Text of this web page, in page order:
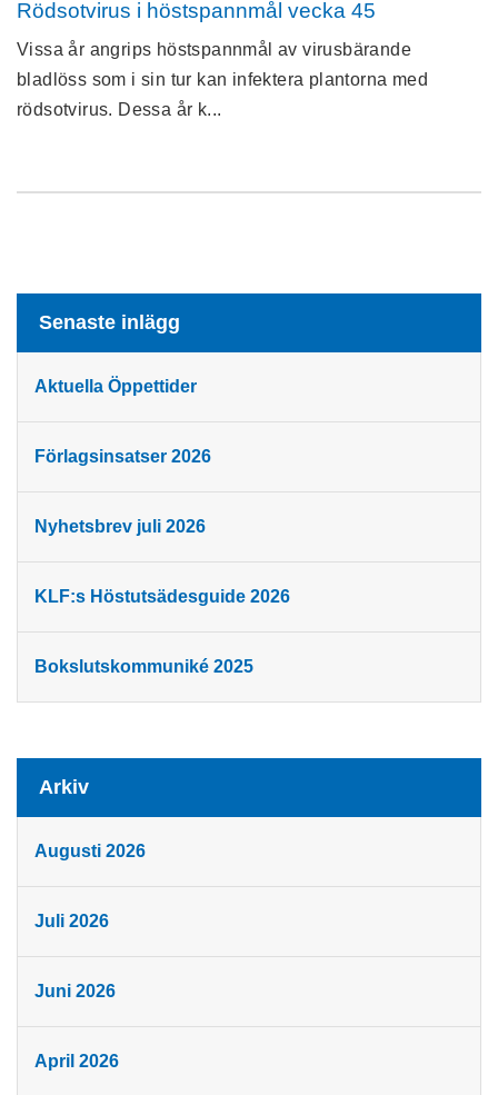
Rödsotvirus i höstspannmål vecka 45
Vissa år angrips höstspannmål av virusbärande
bladlöss som i sin tur kan infektera plantorna med
rödsotvirus. Dessa år k...
Senaste inlägg
Aktuella Öppettider
Förlagsinsatser 2026
Nyhetsbrev juli 2026
KLF:s Höstutsädesguide 2026
Bokslutskommuniké 2025
Arkiv
Augusti 2026
Juli 2026
Juni 2026
April 2026